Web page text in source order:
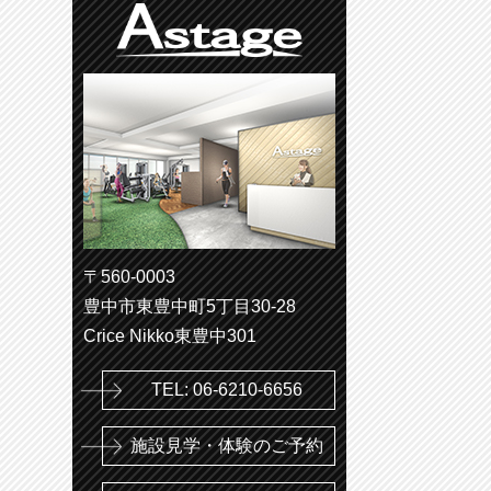
〒560-0003
豊中市東豊中町5丁目30-28
Crice Nikko東豊中301
TEL: 06-6210-6656
施設見学・体験のご予約